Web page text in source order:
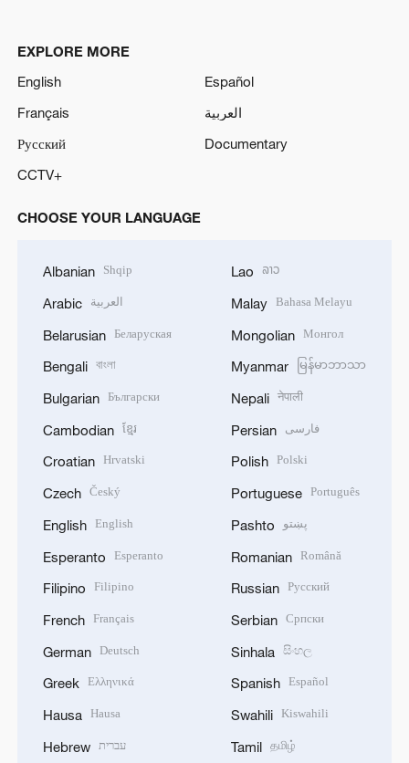
EXPLORE MORE
English
Español
Français
العربية
Русский
Documentary
CCTV+
CHOOSE YOUR LANGUAGE
Albanian Shqip
Arabic العربية
Belarusian Беларуская
Bengali বাংলা
Bulgarian Български
Cambodian ខ្មែរ
Croatian Hrvatski
Czech Český
English English
Esperanto Esperanto
Filipino Filipino
French Français
German Deutsch
Greek Ελληνικά
Hausa Hausa
Hebrew עברית
Lao ລາວ
Malay Bahasa Melayu
Mongolian Монгол
Myanmar မြန်မာဘာသာ
Nepali नेपाली
Persian فارسی
Polish Polski
Portuguese Português
Pashto پښتو
Romanian Română
Russian Русский
Serbian Српски
Sinhala සිංහල
Spanish Español
Swahili Kiswahili
Tamil தமிழ்